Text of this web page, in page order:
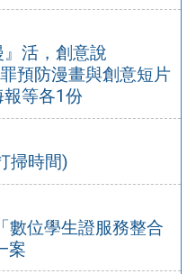
活，創意說
預防漫畫與創意短片
等各1份
掃時間)
數位學生證服務整合
案